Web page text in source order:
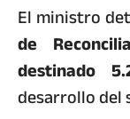
El ministro
de
destinado
desarrollo del